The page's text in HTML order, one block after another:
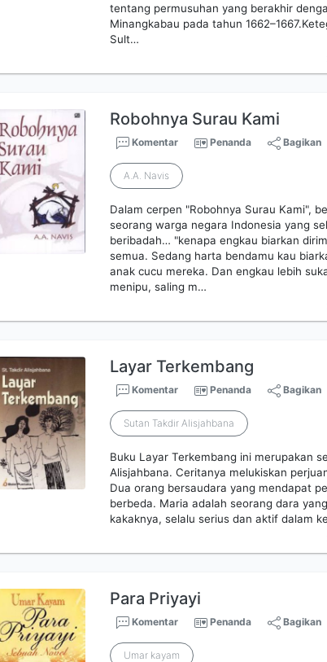
tentang permusuhan yang berakhir
Minangkabau pada tahun
Sult…
Robohnya Surau Kami
Komentar Penanda Bagikan
A.A. Navis
Dalam cerpen "Robohnya Surau Kami",
seorang warga negara Indonesia yang
beribadah… "kenapa engkau biarkan
semua. Sedang harta bendamu kau
anak cucu mereka. Dan engkau lebih
menipu, saling m…
Layar Terkembang
Komentar Penanda Bagikan
Sutan Takdir Alisjahbana
Buku Layar Terkembang ini merupakan
Alisjahbana. Ceritanya melukiskan
Dua orang bersaudara yang mendapat
berbeda. Maria adalah seorang dara
kakaknya, selalu serius dan aktif dalam
Para Priyayi
Komentar Penanda Bagikan
Umar kayam